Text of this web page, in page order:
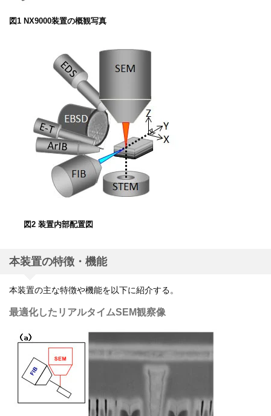
図1 NX9000装置の概観写真
図2 装置内部配置図
本装置の特徴・機能
本装置の主な特徴や機能を以下に紹介する。
最適化したリアルタイムSEM観察像